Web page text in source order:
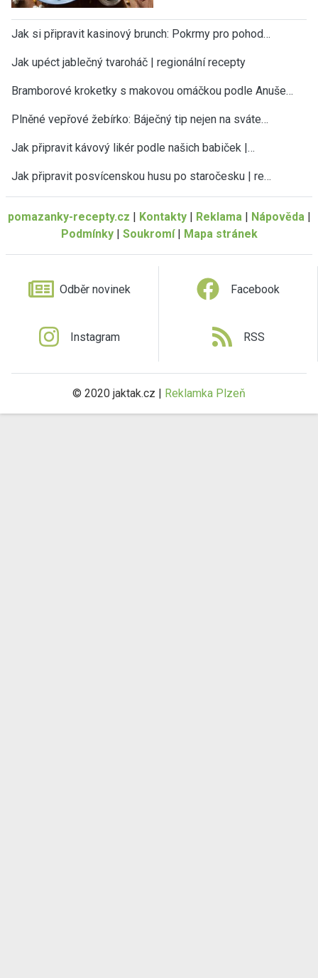
Jak si připravit kasinový brunch: Pokrmy pro pohod…
Jak upéct jablečný tvaroháč | regionální recepty
Bramborové kroketky s makovou omáčkou podle Anuše…
Plněné vepřové žebírko: Báječný tip nejen na sváte…
Jak připravit kávový likér podle našich babiček |…
Jak připravit posvícenskou husu po staročesku | re…
pomazanky-recepty.cz | Kontakty| Reklama | Nápověda |
Podmínky| Soukromí| Mapa stránek
Odběr novinek Facebook
Instagram RSS
© 2020 jaktak.cz | Reklamka Plzeň